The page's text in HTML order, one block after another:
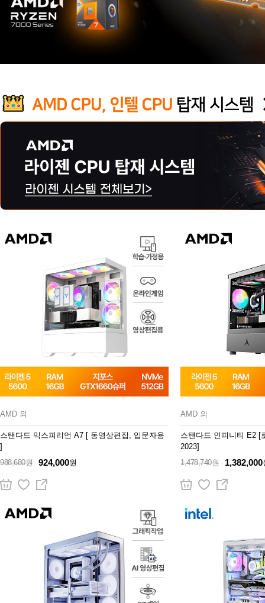
AMD 외
스탠다드 익스피리언 A7 [ 동영상편집, 입문자용
]
988,680원
924,000원
AMD 외
스탠다드 인피니티 E2 [
2023]
1,478,740원
1,382,000